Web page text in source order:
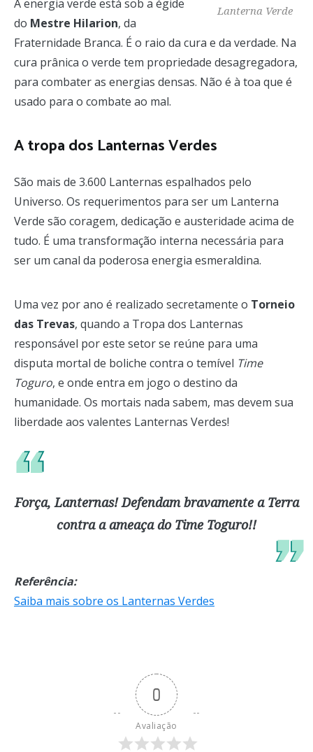
Lanterna Verde
A energia verde está sob a égide
do Mestre Hilarion, da
Fraternidade Branca. É o raio da cura e da verdade. Na
cura prânica o verde tem propriedade desagregadora,
para combater as energias densas. Não é à toa que é
usado para o combate ao mal.
A tropa dos Lanternas Verdes
São mais de 3.600 Lanternas espalhados pelo
Universo. Os requerimentos para ser um Lanterna
Verde são coragem, dedicação e austeridade acima de
tudo. É uma transformação interna necessária para
ser um canal da poderosa energia esmeraldina.
Uma vez por ano é realizado secretamente o Torneio
das Trevas, quando a Tropa dos Lanternas
responsável por este setor se reúne para uma
disputa mortal de boliche contra o temível Time
Toguro, e onde entra em jogo o destino da
humanidade. Os mortais nada sabem, mas devem sua
liberdade aos valentes Lanternas Verdes!
Força, Lanternas! Defendam bravamente a Terra
contra a ameaça do Time Toguro!!
Referência:
Saiba mais sobre os Lanternas Verdes
0
Avaliação